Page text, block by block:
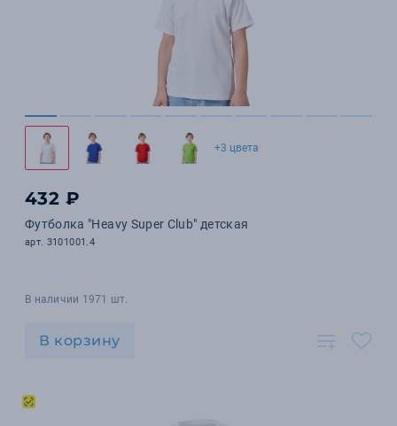
+3 цвета
432 ₽
Футболка "Heavy Super Club" детская
арт. 3101001.4
В наличии 1971 шт.
В корзину